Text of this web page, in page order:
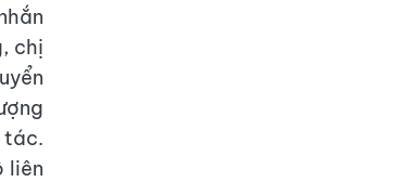
chị
tác.
liên